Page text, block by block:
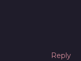
Reply